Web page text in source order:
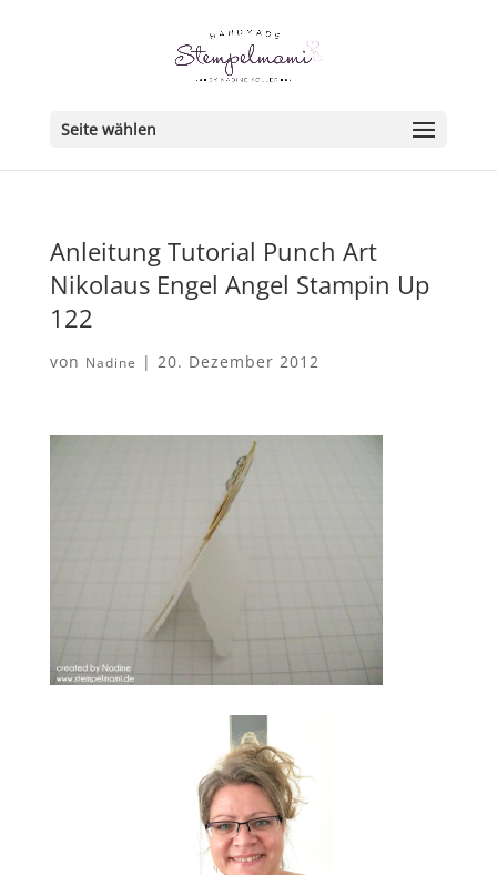
Seite wählen
Anleitung Tutorial Punch Art
Nikolaus Engel Angel Stampin Up
122
von Nadine | 20. Dezember 2012